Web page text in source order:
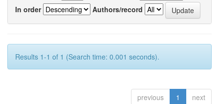
In order
Authors/record
Results 1-1 of 1 (Search time: 0.001 seconds).
previous 1 next